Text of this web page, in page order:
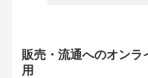
販売・流通へのオンラ
用